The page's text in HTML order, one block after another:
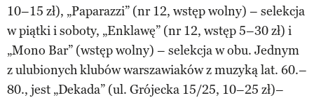
10–15 zł), „Paparazzi” (nr 12, wstęp wolny) – selekcja
w piątki i soboty, „Enklawę” (nr 12, wstęp 5–30 zł) i
„Mono Bar” (wstęp wolny) – selekcja w obu. Jednym
z ulubionych klubów warszawiaków z muzyką lat. 60.–
80., jest „Dekada” (ul. Grójecka 15/25, 10–25 zł)–